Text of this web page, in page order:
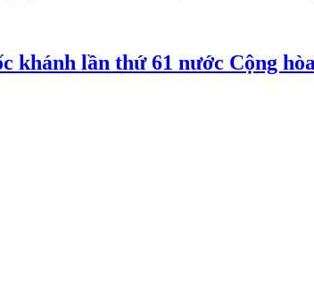
khánh lần thứ 61 nước Cộng